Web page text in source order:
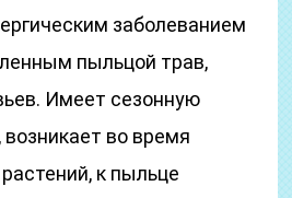
заболеванием
пыльцой трав,
Имеет сезонную
во время
к пыльце